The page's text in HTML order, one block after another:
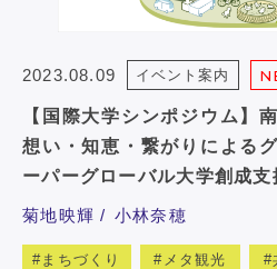
2023.08.09 イベント案内
【国際大学シンポジウム】
想い・知恵・繋がりによる
ーパーグローバル大学創成支
菊地映輝 小林奈穂
まちづくり メタ観光